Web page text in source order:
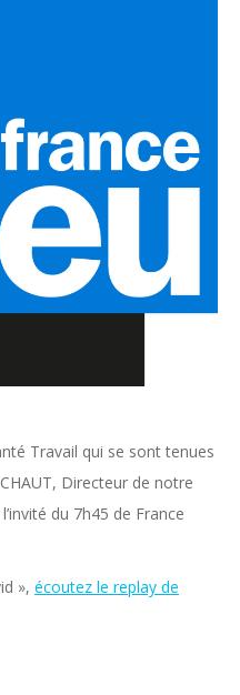
Travail qui se sont tenues
Directeur de notre
du 7h45 de France
», écoutez le replay de